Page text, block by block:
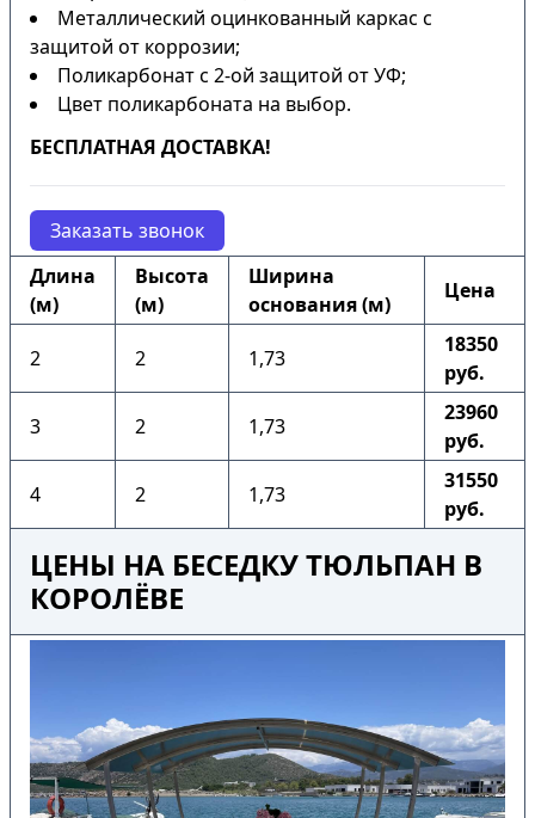
Металлический оцинкованный каркас с
защитой от коррозии;
Поликарбонат с 2-ой защитой от УФ;
Цвет поликарбоната на выбор.
БЕСПЛАТНАЯ ДОСТАВКА!
Заказать звонок
Длина
(м)
Высота
(м)
Ширина
основания (м)
Цена
2 2 1,73
18350
руб.
3 2 1,73
23960
руб.
4 2 1,73
31550
руб.
ЦЕНЫ НА БЕСЕДКУ ТЮЛЬПАН В
КОРОЛЁВЕ